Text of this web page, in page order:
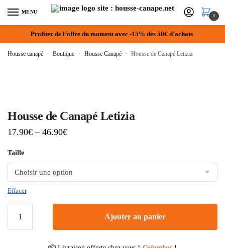
MENU
0
Profitez de l’offre du moment avec -15% dès 50€ d’achats
Housse canapé » Boutique » Housse Canapé » Housse de Canapé Letizia
Housse de Canapé Letizia
17.90€ – 46.90€
Taille
Effacer
Ajouter au panier